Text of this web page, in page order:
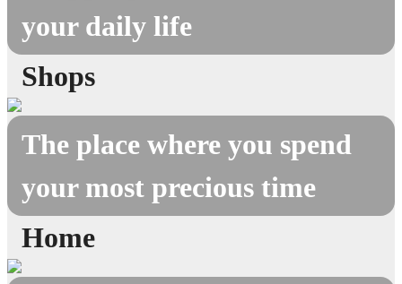
your daily life
Shops
The place where you spend
your most precious time
Home